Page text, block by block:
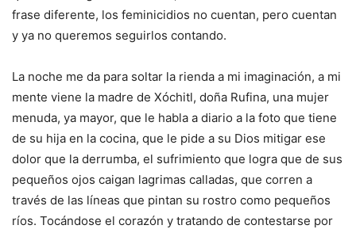
frase diferente, los feminicidios no cuentan, pero cuentan
y ya no queremos seguirlos contando.
La noche me da para soltar la rienda a mi imaginación, a mi
mente viene la madre de Xóchitl, doña Rufina, una mujer
menuda, ya mayor, que le habla a diario a la foto que tiene
de su hija en la cocina, que le pide a su Dios mitigar ese
dolor que la derrumba, el sufrimiento que logra que de sus
pequeños ojos caigan lagrimas calladas, que corren a
través de las líneas que pintan su rostro como pequeños
ríos. Tocándose el corazón y tratando de contestarse por